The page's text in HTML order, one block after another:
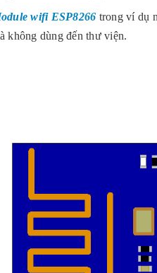
wifi ESP8266 trong ví dụ
không dùng đến thư viện.